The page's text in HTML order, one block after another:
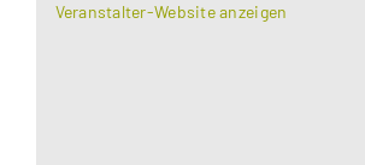
Veranstalter-Website anzeigen